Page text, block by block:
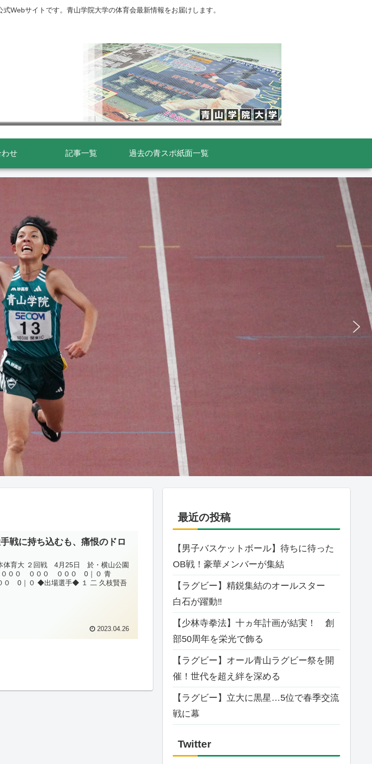
Webサイトです。青山学院大学の体育会最新情報をお届けします。
わせ 記事一覧 過去の青スポ紙面一覧
戦に持ち込むも、痛恨のドロ
体育大 ２回戦 4月25日 於・横山公園
０００ ０００ ０００ 0｜０ 青
0｜０ ◆出場選手◆ １ 二 久枝賢吾
2023.04.26
最近の投稿
【男子バスケットボール】待ちに待った
OB戦！豪華メンバーが集結
【ラグビー】精鋭集結のオールスター
白石が躍動‼
【少林寺拳法】十ヵ年計画が結実！ 創
部50周年を栄光で飾る
【ラグビー】オール⻘⼭ラグビー祭を開
催！世代を超え絆を深める
【ラグビー】立大に黒星…5位で春季交流
戦に幕
Twitter